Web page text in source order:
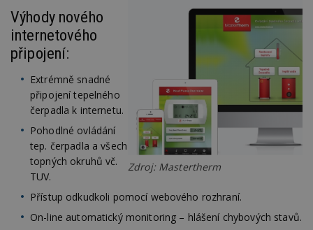
Zdroj: Mastertherm
Výhody nového
internetového
připojení:
Extrémně snadné
připojení tepelného
čerpadla k internetu.
Pohodlné ovládání
tep. čerpadla a všech
topných okruhů vč.
TUV.
Přístup odkudkoli pomocí webového rozhraní.
On-line automatický monitoring – hlášení chybových stavů.